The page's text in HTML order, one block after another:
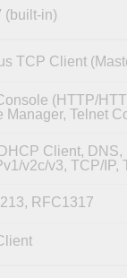
(built-in)
TCP Client
(HTTP/
Manager, Telnet
Client,
v2c/v3, TCP/IP,
RFC1317